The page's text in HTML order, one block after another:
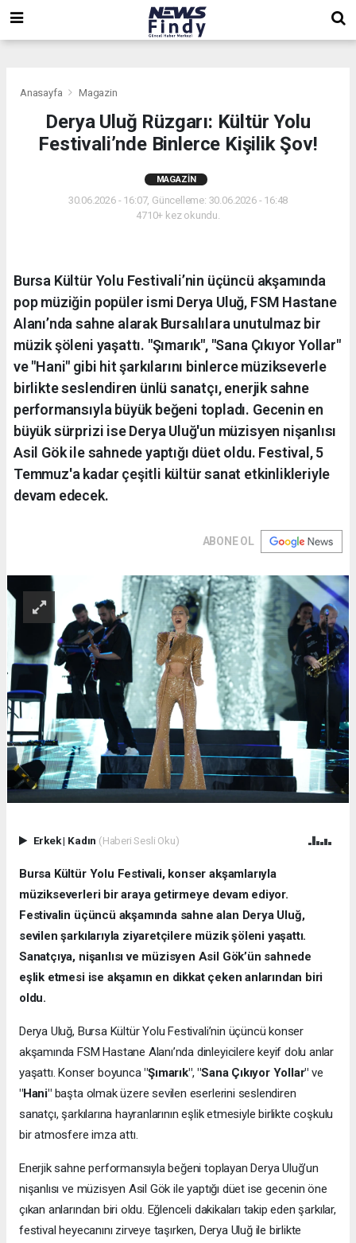
Anasayfa Magazin
Derya Uluğ Rüzgarı: Kültür Yolu
Festivali’nde Binlerce Kişilik Şov!
MAGAZIN
30.06.2026 - 16:07, Güncelleme: 30.06.2026 - 16:48
4710+ kez okundu.
Bursa Kültür Yolu Festivali’nin üçüncü akşamında
pop müziğin popüler ismi Derya Uluğ, FSM Hastane
Alanı’nda sahne alarak Bursalılara unutulmaz bir
müzik şöleni yaşattı. "Şımarık", "Sana Çıkıyor Yollar"
ve "Hani" gibi hit şarkılarını binlerce müzikseverle
birlikte seslendiren ünlü sanatçı, enerjik sahne
performansıyla büyük beğeni topladı. Gecenin en
büyük sürprizi ise Derya Uluğ'un müzisyen nişanlısı
Asil Gök ile sahnede yaptığı düet oldu. Festival, 5
Temmuz'a kadar çeşitli kültür sanat etkinlikleriyle
devam edecek.
ABONE OL
Erkek| Kadın (Haberi Sesli Oku)
Bursa Kültür Yolu Festivali, konser akşamlarıyla
müzikseverleri bir araya getirmeye devam ediyor.
Festivalin üçüncü akşamında sahne alan Derya Uluğ,
sevilen şarkılarıyla ziyaretçilere müzik şöleni yaşattı.
Sanatçıya, nişanlısı ve müzisyen Asil Gök’ün sahnede
eşlik etmesi ise akşamın en dikkat çeken anlarından biri
oldu.
Derya Uluğ, Bursa Kültür Yolu Festivali’nin üçüncü konser
akşamında FSM Hastane Alanı’nda dinleyicilere keyif dolu anlar
yaşattı. Konser boyunca"Şımarık","Sana Çıkıyor Yollar" ve
"Hani"başta olmak üzere sevilen eserlerini seslendiren
sanatçı, şarkılarına hayranlarının eşlik etmesiyle birlikte coşkulu
bir atmosfere imza attı.
Enerjik sahne performansıyla beğeni toplayan Derya Uluğ’un
nişanlısı ve müzisyen Asil Gök ile yaptığı düet ise gecenin öne
çıkan anlarından biri oldu. Eğlenceli dakikaları takip eden şarkılar,
festival heyecanını zirveye taşırken, Derya Uluğ ile birlikte